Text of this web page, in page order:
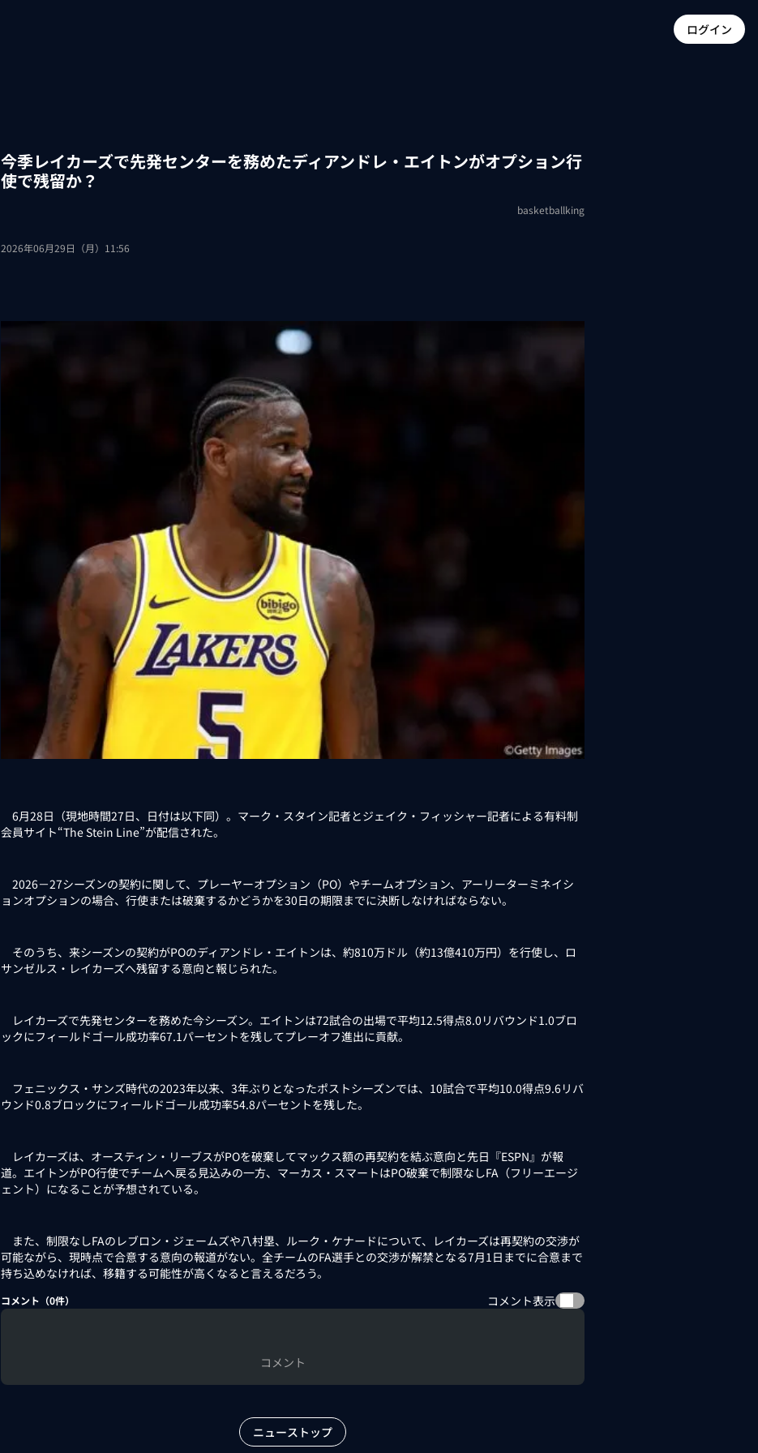
ログイン
今季レイカーズで先発センターを務めたディアンドレ・エイトンがオプション行
使で残留か？
basketballking
2026年06月29日（月）11:56
6月28日（現地時間27日、日付は以下同）。マーク・スタイン記者とジェイク・フィッシャー記者による有料制
会員サイト“The Stein Line”が配信された。
2026－27シーズンの契約に関して、プレーヤーオプション（PO）やチームオプション、アーリーターミネイシ
ョンオプションの場合、行使または破棄するかどうかを30日の期限までに決断しなければならない。
そのうち、来シーズンの契約がPOのディアンドレ・エイトンは、約810万ドル（約13億410万円）を行使し、ロ
サンゼルス・レイカーズへ残留する意向と報じられた。
レイカーズで先発センターを務めた今シーズン。エイトンは72試合の出場で平均12.5得点8.0リバウンド1.0ブロ
ックにフィールドゴール成功率67.1パーセントを残してプレーオフ進出に貢献。
フェニックス・サンズ時代の2023年以来、3年ぶりとなったポストシーズンでは、10試合で平均10.0得点9.6リバ
ウンド0.8ブロックにフィールドゴール成功率54.8パーセントを残した。
レイカーズは、オースティン・リーブスがPOを破棄してマックス額の再契約を結ぶ意向と先日『ESPN』が報
道。エイトンがPO行使でチームへ戻る見込みの一方、マーカス・スマートはPO破棄で制限なしFA（フリーエージ
ェント）になることが予想されている。
また、制限なしFAのレブロン・ジェームズや八村塁、ルーク・ケナードについて、レイカーズは再契約の交渉が
可能ながら、現時点で合意する意向の報道がない。全チームのFA選手との交渉が解禁となる7月1日までに合意まで
持ち込めなければ、移籍する可能性が高くなると言えるだろう。
コメント（0件） コメント表示
コメント
ニューストップ